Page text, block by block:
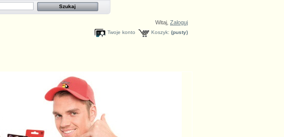
Witaj,Zaloguj
Koszyk: (pusty)
Twoje konto